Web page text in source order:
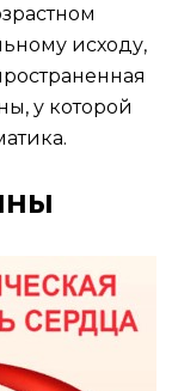
исходу,
у которой